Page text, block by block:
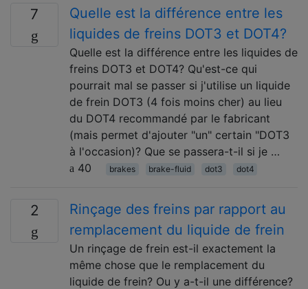
7
Quelle est la différence entre les
liquides de freins DOT3 et DOT4?
Quelle est la différence entre les liquides de
freins DOT3 et DOT4? Qu'est-ce qui
pourrait mal se passer si j'utilise un liquide
de frein DOT3 (4 fois moins cher) au lieu
du DOT4 recommandé par le fabricant
(mais permet d'ajouter "un" certain "DOT3
à l'occasion)? Que se passera-t-il si je …
40
brakes brake-fluid dot3 dot4
2
Rinçage des freins par rapport au
remplacement du liquide de frein
Un rinçage de frein est-il exactement la
même chose que le remplacement du
liquide de frein? Ou y a-t-il une différence?